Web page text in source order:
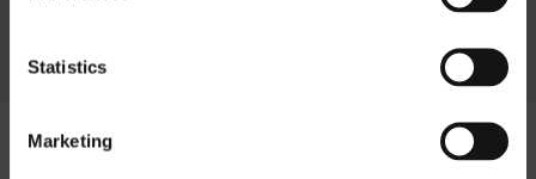
Statistics
Marketing